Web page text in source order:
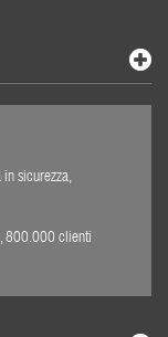
in sicurezza,
800.000 clienti